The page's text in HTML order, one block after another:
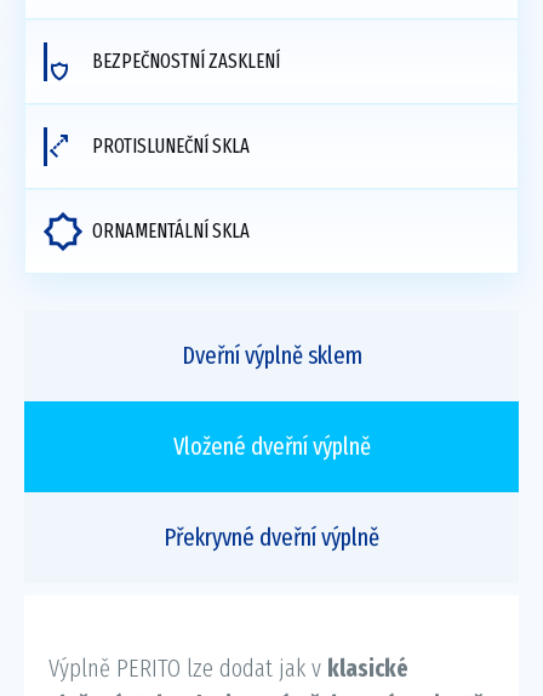
BEZPEČNOSTNÍ ZASKLENÍ
PROTISLUNEČNÍ SKLA
ORNAMENTÁLNÍ SKLA
Dveřní výplně sklem
Vložené dveřní výplně
Překryvné dveřní výplně
Výplně PERITO lze dodat jak v klasické